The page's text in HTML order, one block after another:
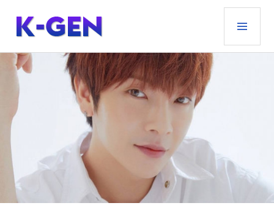
contenu
principal
K-GEN